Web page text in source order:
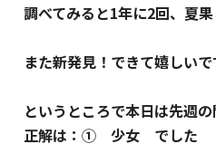
調べてみると1年に2回、夏
また新発見！できて嬉しいで
というところで本日は先週
正解は：① 少女 でした